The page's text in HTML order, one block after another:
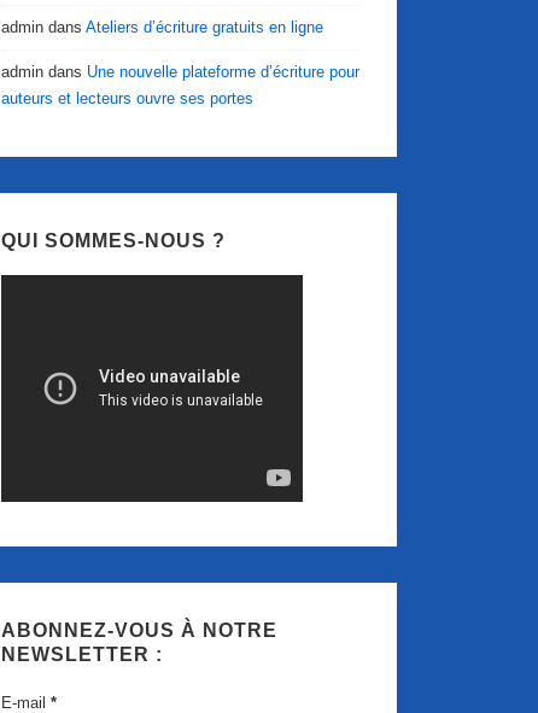
admin dansAteliers d’écriture gratuits en ligne
admin dans Une nouvelle plateforme d’écriture pour
auteurs et lecteurs ouvre ses portes
QUI SOMMES-NOUS ?
ABONNEZ-VOUS À NOTRE
NEWSLETTER :
E-mail*